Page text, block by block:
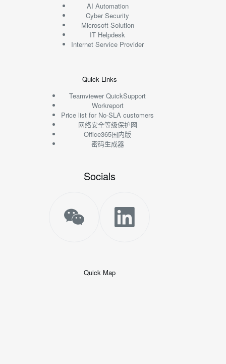
AI Automation
Cyber Security
Microsoft Solution
IT Helpdesk
Internet Service Provider
Quick Links
Teamviewer QuickSupport
Workreport
Price list for No-SLA customers
网络安全等级保护网
Office365国内版
密码生成器
Socials
Quick Map